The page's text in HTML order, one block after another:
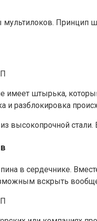
Принцип
имеет штырька,
разблокировка
стали.
в сердечнике.
вскрыть